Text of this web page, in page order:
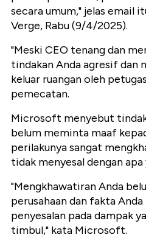
secara umum," jelas email
Verge, Rabu (9/4/2025).
"Meski CEO tenang dan
tindakan Anda agresif dan
keluar ruangan oleh
pemecatan.
Microsoft menyebut
belum meminta maaf
perilakunya sangat
tidak menyesal dengan apa
"Mengkhawatiran Anda
perusahaan dan fakta
penyesalan pada dampak
timbul," kata Microsoft.